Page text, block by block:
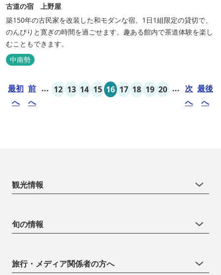
古道の宿 上野屋
築150年の古民家を改装した和モダンな宿。1日1組限定の貸切で、
のんびりと寛ぎの時間を過ごせます。趣ある館内で茶道体験を楽し
むこともできます。
中南勢
最初
へ
前
へ
... 12 13 14 15 16 17 18 19 20 ... 次
へ
最後
へ
観光情報
旬の情報
旅行・メディア関係者の方へ